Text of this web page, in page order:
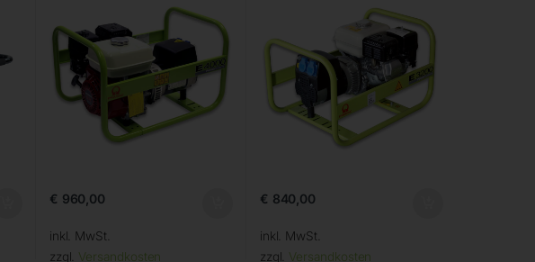
€ 960,00
inkl. MwSt.
zzgl. Versandkosten
€ 840,00
inkl. MwSt.
zzgl. Versandkosten